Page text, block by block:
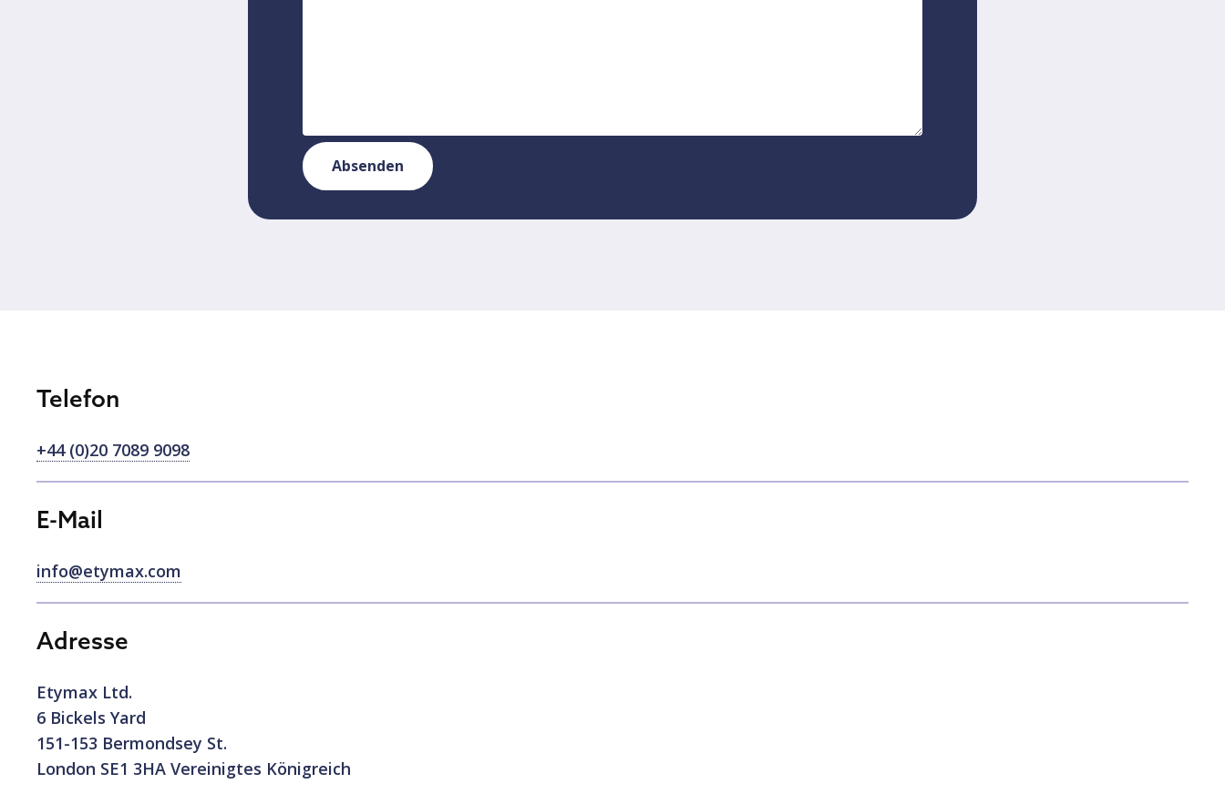
Absenden
Telefon
+44 (0)20 7089 9098
E-Mail
info@etymax.com
Adresse
Etymax Ltd.
6 Bickels Yard
151-153 Bermondsey St.
London SE1 3HA Vereinigtes Königreich